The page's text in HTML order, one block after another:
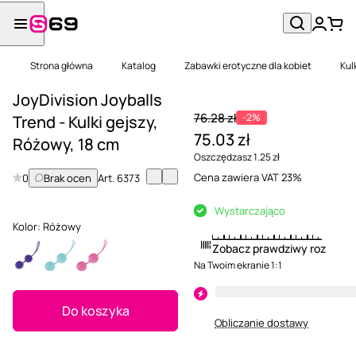
Strona główna Katalog Zabawki erotyczne dla kobiet
JoyDivision Joyballs
Trend - Kulki gejszy,
Różowy, 18 cm
0 Brak ocen Art.6373
Kolor: Różowy
Do koszyka
76.28 zł -2%
75.03 zł
Oszczędzasz 1.25 zł
Cena zawiera VAT 23%
Wystarczająco
Zobacz prawdziwy rozmiar
Na Twoim ekranie 1:1
Obliczanie dostawy